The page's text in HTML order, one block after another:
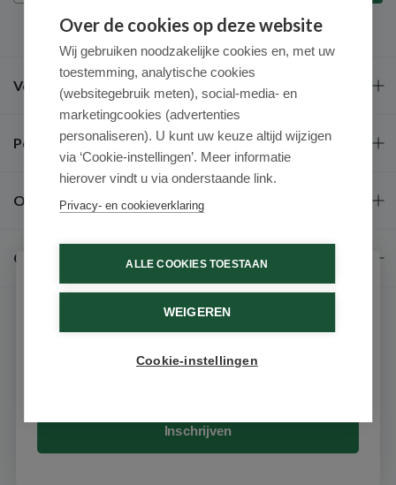
Veel gestelde vragen
Populaire merken
Over ons
Contact
Over de cookies op deze website
Wij gebruiken noodzakelijke cookies en, met uw
toestemming, analytische cookies
(websitegebruik meten), social-media- en
marketingcookies (advertenties
personaliseren). U kunt uw keuze altijd wijzigen
via ‘Cookie-instellingen’. Meer informatie
hierover vindt u via onderstaande link.
Privacy- en cookieverklaring
ALLE COOKIES TOESTAAN
WEIGEREN
Cookie-instellingen
Schrijf je in voor onze nieuwsbrief
Ontvang als eerste de beste aanbiedingen en persoonlijk
advies
Inschrijven